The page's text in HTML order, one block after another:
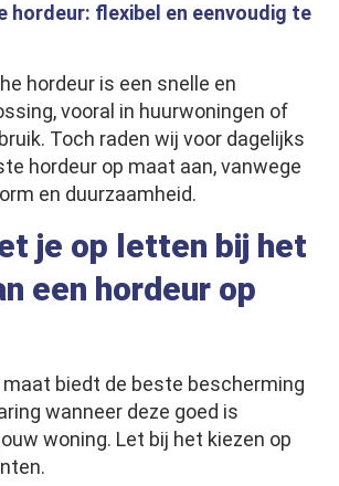
hordeur: flexibel en eenvoudig te
hordeur is een snelle en
vooral in huurwoningen of
Toch raden wij voor dagelijks
hordeur op maat aan, vanwege
en duurzaamheid.
je op letten bij het
een hordeur op
maat biedt de beste bescherming
wanneer deze goed is
woning. Let bij het kiezen op